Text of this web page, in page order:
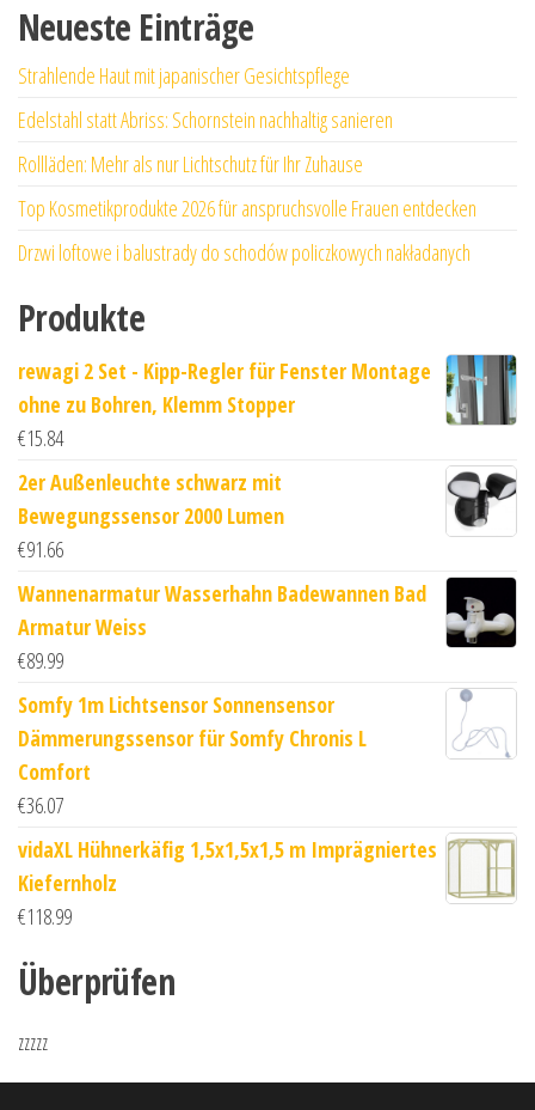
Neueste Einträge
Strahlende Haut mit japanischer Gesichtspflege
Edelstahl statt Abriss: Schornstein nachhaltig sanieren
Rollläden: Mehr als nur Lichtschutz für Ihr Zuhause
Top Kosmetikprodukte 2026 für anspruchsvolle Frauen entdecken
Drzwi loftowe i balustrady do schodów policzkowych nakładanych
Produkte
rewagi 2 Set - Kipp-Regler für Fenster Montage
ohne zu Bohren, Klemm Stopper
€15.84
2er Außenleuchte schwarz mit
Bewegungssensor 2000 Lumen
€91.66
Wannenarmatur Wasserhahn Badewannen Bad
Armatur Weiss
€89.99
Somfy 1m Lichtsensor Sonnensensor
Dämmerungssensor für Somfy Chronis L
Comfort
€36.07
vidaXL Hühnerkäfig 1,5x1,5x1,5 m Imprägniertes
Kiefernholz
€118.99
Überprüfen
zzzzz